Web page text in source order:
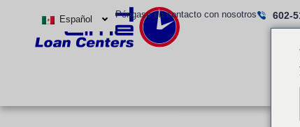
contenido
Español Póngase en contacto con nosotros 602-